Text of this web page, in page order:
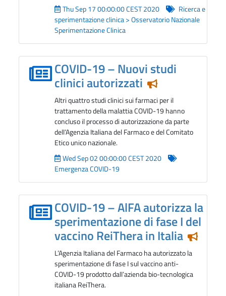
Thu Sep 17 00:00:00 CEST 2020
Ricerca e
sperimentazione clinica > Osservatorio Nazionale
Sperimentazione Clinica
COVID-19 – Nuovi studi
clinici autorizzati Notizia in
Altri quattro studi clinici sui farmaci per il
trattamento della malattia COVID-19 hanno
concluso il processo di autorizzazione da parte
dell’Agenzia Italiana del Farmaco e del Comitato
Etico unico nazionale.
Wed Sep 02 00:00:00 CEST 2020
Emergenza COVID-19
COVID-19 – AlFA autorizza la
sperimentazione di fase I del
vaccino ReiThera in Italia
L’Agenzia Italiana del Farmaco ha autorizzato la
sperimentazione di fase I sul vaccino anti-
COVID-19 prodotto dall’azienda bio-tecnologica
italiana ReiThera.